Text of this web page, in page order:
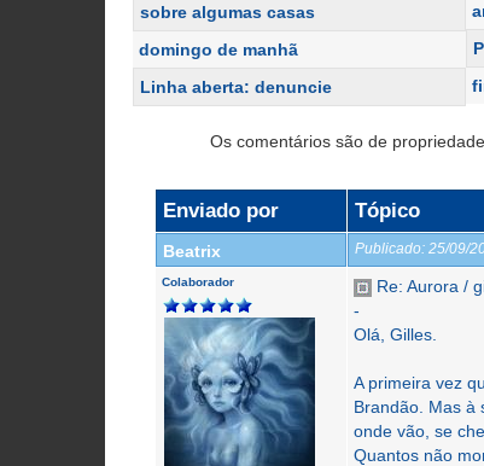
sobre algumas casas
domingo de manhã
Linha aberta: denuncie
Os comentários são de
Enviado por Tópico
Beatrix Publicado: 25/09/
Colaborador
Re: Aurora /
-
Olá, Gilles.
A primeira vez
Brandão. Mas à
onde vão, se
Quantos não